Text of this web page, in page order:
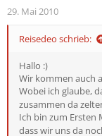
29. Mai 2010
Reisedeo schrieb:
Hallo :)
Wir kommen auch
Wobei ich glaube,
zusammen da
Ich bin zum Ersten
dass wir uns da